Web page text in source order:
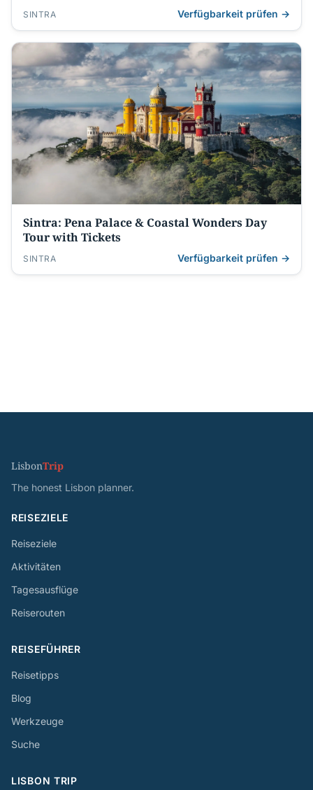
SINTRA Verfügbarkeit prüfen →
Sintra: Pena Palace & Coastal Wonders Day
Tour with Tickets
SINTRA Verfügbarkeit prüfen →
LisbonTrip
The honest Lisbon planner.
REISEZIELE
Reiseziele
Aktivitäten
Tagesausflüge
Reiserouten
REISEFÜHRER
Reisetipps
Blog
Werkzeuge
Suche
LISBON TRIP